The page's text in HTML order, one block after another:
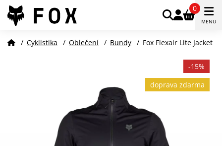
0
MENU
/ Cyklistika / Oblečení / Bundy / Fox Flexair Lite Jacket
-15%
doprava zdarma